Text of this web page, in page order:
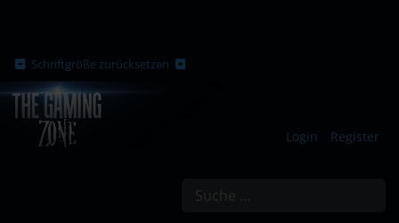
Schriftgröße zurücksetzen
Login Register